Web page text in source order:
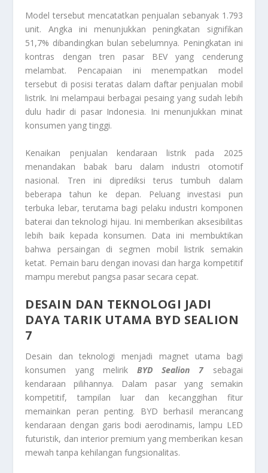
Model tersebut mencatatkan penjualan sebanyak 1.793
unit. Angka ini menunjukkan peningkatan signifikan
51,7% dibandingkan bulan sebelumnya. Peningkatan ini
kontras dengan tren pasar BEV yang cenderung
melambat. Pencapaian ini menempatkan model
tersebut di posisi teratas dalam daftar penjualan mobil
listrik. Ini melampaui berbagai pesaing yang sudah lebih
dulu hadir di pasar Indonesia. Ini menunjukkan minat
konsumen yang tinggi.
Kenaikan penjualan kendaraan listrik pada 2025
menandakan babak baru dalam industri otomotif
nasional. Tren ini diprediksi terus tumbuh dalam
beberapa tahun ke depan. Peluang investasi pun
terbuka lebar, terutama bagi pelaku industri komponen
baterai dan teknologi hijau. Ini memberikan aksesibilitas
lebih baik kepada konsumen. Data ini membuktikan
bahwa persaingan di segmen mobil listrik semakin
ketat. Pemain baru dengan inovasi dan harga kompetitif
mampu merebut pangsa pasar secara cepat.
DESAIN DAN TEKNOLOGI JADI
DAYA TARIK UTAMA BYD SEALION
7
Desain dan teknologi menjadi magnet utama bagi
konsumen yang melirik BYD Sealion 7sebagai
kendaraan pilihannya. Dalam pasar yang semakin
kompetitif, tampilan luar dan kecanggihan fitur
memainkan peran penting. BYD berhasil merancang
kendaraan dengan garis bodi aerodinamis, lampu LED
futuristik, dan interior premium yang memberikan kesan
mewah tanpa kehilangan fungsionalitas.